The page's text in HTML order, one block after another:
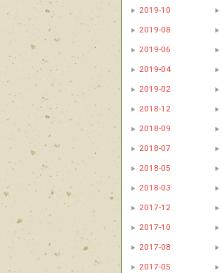
2019-10
2019-08
2019-06
2019-04
2019-02
2018-12
2018-09
2018-07
2018-05
2018-03
2017-12
2017-10
2017-08
2017-05